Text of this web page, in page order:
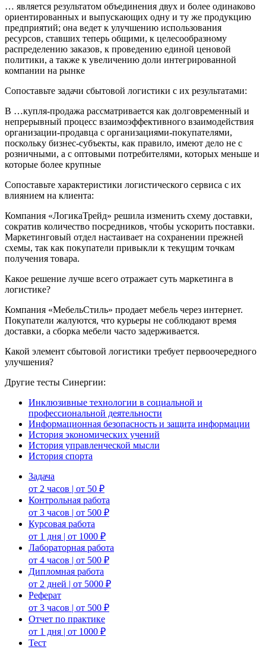
… является результатом объединения двух и более одинаково
ориентированных и выпускающих одну и ту же продукцию
предприятий; она ведет к улучшению использования
ресурсов, ставших теперь общими, к целесообразному
распределению заказов, к проведению единой ценовой
политики, а также к увеличению доли интегрированной
компании на рынке
Сопоставьте задачи сбытовой логистики с их результатами:
В …купля-продажа рассматривается как долговременный и
непрерывный процесс взаимоэффективного взаимодействия
организации-продавца с организациями-покупателями,
поскольку бизнес-субъекты, как правило, имеют дело не с
розничными, а с оптовыми потребителями, которых меньше и
которые более крупные
Сопоставьте характеристики логистического сервиса с их
влиянием на клиента:
Компания «ЛогикаТрейд» решила изменить схему доставки,
сократив количество посредников, чтобы ускорить поставки.
Маркетинговый отдел настаивает на сохранении прежней
схемы, так как покупатели привыкли к текущим точкам
получения товара.
Какое решение лучше всего отражает суть маркетинга в
логистике?
Компания «МебельСтиль» продает мебель через интернет.
Покупатели жалуются, что курьеры не соблюдают время
доставки, а сборка мебели часто задерживается.
Какой элемент сбытовой логистики требует первоочередного
улучшения?
Другие тесты Синергии:
Инклюзивные технологии в социальной и
профессиональной деятельности
Информационная безопасность и защита информации
История экономических учений
История управленческой мысли
История спорта
Задача
от 2 часов | от 50 ₽
Контрольная работа
от 3 часов | от 500 ₽
Курсовая работа
от 1 дня | от 1000 ₽
Лабораторная работа
от 4 часов | от 500 ₽
Дипломная работа
от 2 дней | от 5000 ₽
Реферат
от 3 часов | от 500 ₽
Отчет по практике
от 1 дня | от 1000 ₽
Тест